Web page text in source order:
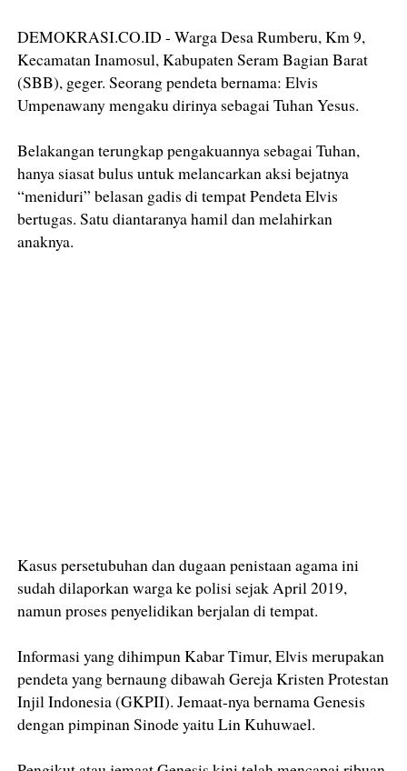
DEMOKRASI.CO.ID - Warga Desa Rumberu, Km 9,
Kecamatan Inamosul, Kabupaten Seram Bagian Barat
(SBB), geger. Seorang pendeta bernama: Elvis
Umpenawany mengaku dirinya sebagai Tuhan Yesus.
Belakangan terungkap pengakuannya sebagai Tuhan,
hanya siasat bulus untuk melancarkan aksi bejatnya
“meniduri” belasan gadis di tempat Pendeta Elvis
bertugas. Satu diantaranya hamil dan melahirkan
anaknya.
Kasus persetubuhan dan dugaan penistaan agama ini
sudah dilaporkan warga ke polisi sejak April 2019,
namun proses penyelidikan berjalan di tempat.
Informasi yang dihimpun Kabar Timur, Elvis merupakan
pendeta yang bernaung dibawah Gereja Kristen Protestan
Injil Indonesia (GKPII). Jemaat-nya bernama Genesis
dengan pimpinan Sinode yaitu Lin Kuhuwael.